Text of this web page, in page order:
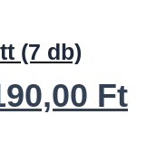
(7 db)
Ft